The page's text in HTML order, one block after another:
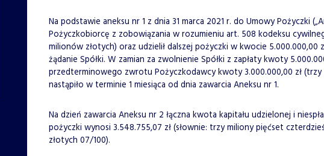
Na podstawie aneksu nr 1 z dnia 31 marca 2021 r. do Umowy Pożyczki
Pożyczkobiorcę z zobowiązania w rozumieniu art. 508 kodeksu
milionów złotych) oraz udzielił dalszej pożyczki w kwocie 5.000.000,00
żądanie Spółki. W zamian za zwolnienie Spółki z zapłaty kwoty
przedterminowego zwrotu Pożyczkodawcy kwoty 3.000.000,00 zł
nastąpiło w terminie 1 miesiąca od dnia zawarcia Aneksu nr 1.
Na dzień zawarcia Aneksu nr 2 łączna kwota kapitału udzielonej i
pożyczki wynosi 3.548.755,07 zł (słownie: trzy miliony pięćset
złotych 07/100).